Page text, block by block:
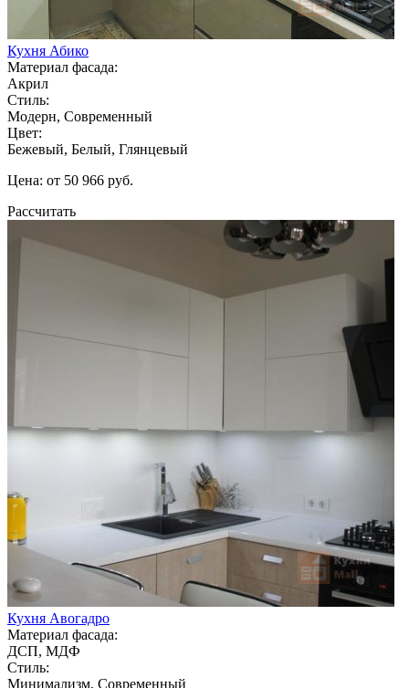
Кухня Абико
Материал фасада:
Акрил
Стиль:
Модерн, Современный
Цвет:
Бежевый, Белый, Глянцевый
Цена: от 50 966 руб.
Рассчитать
Кухня Авогадро
Материал фасада:
ДСП, МДФ
Стиль:
Минимализм, Современный